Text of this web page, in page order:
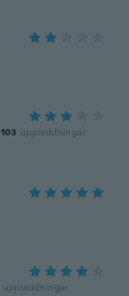
103 uppladdningar
uppladdningar